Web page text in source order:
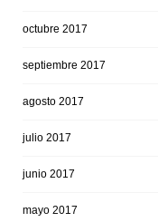
octubre 2017
septiembre 2017
agosto 2017
julio 2017
junio 2017
mayo 2017